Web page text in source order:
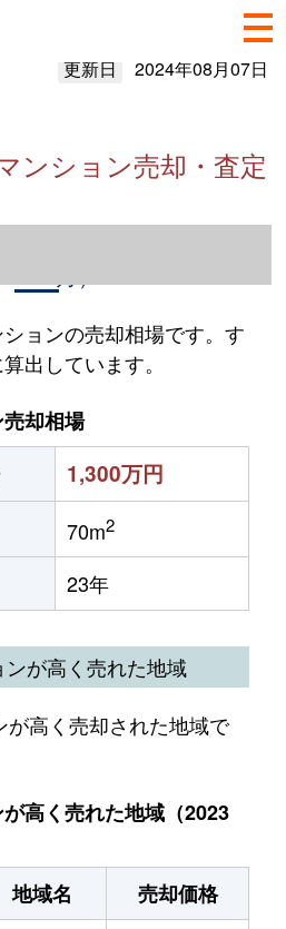
更新日 2024年08月07日
ンション売却・査定
ション売却情報（2023
ョンの売却相場です。す
出しています。
却相場
1,300万円
70m2
23年
が高く売れた地域
高く売却された地域で
高く売れた地域（2023
地域名
売却価格